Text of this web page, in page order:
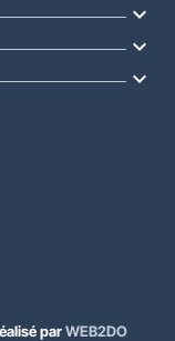



parWEB2DO